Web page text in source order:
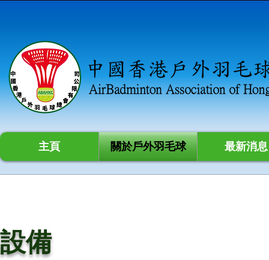
主頁 關於戶外羽毛球 最新消息
​設備